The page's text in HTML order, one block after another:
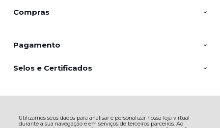
Utilizamos seus dados para analisar e personalizar nossa loja virtual
durante a sua navegação e em serviços de terceiros parceiros. Ao
Compras
Pagamento
Selos e Certificados
2949 - Aeroporto - 88705-005 - Tubarão - SC
CNPJ: 23.127.537/0001-12 | © Todos os direitos reservados - Petnautas -